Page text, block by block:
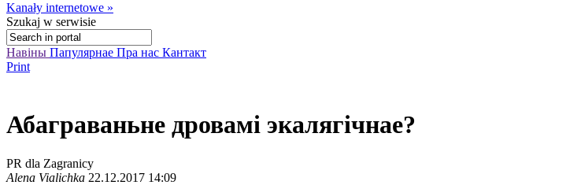
Kanały internetowe »
Szukaj w serwisie
Навіны Папулярнае Пра нас Кантакт
Print
Абаграваньне дровамі экалягічнае?
PR dla Zagranicy
Alena Vialichka 22.12.2017 14:09